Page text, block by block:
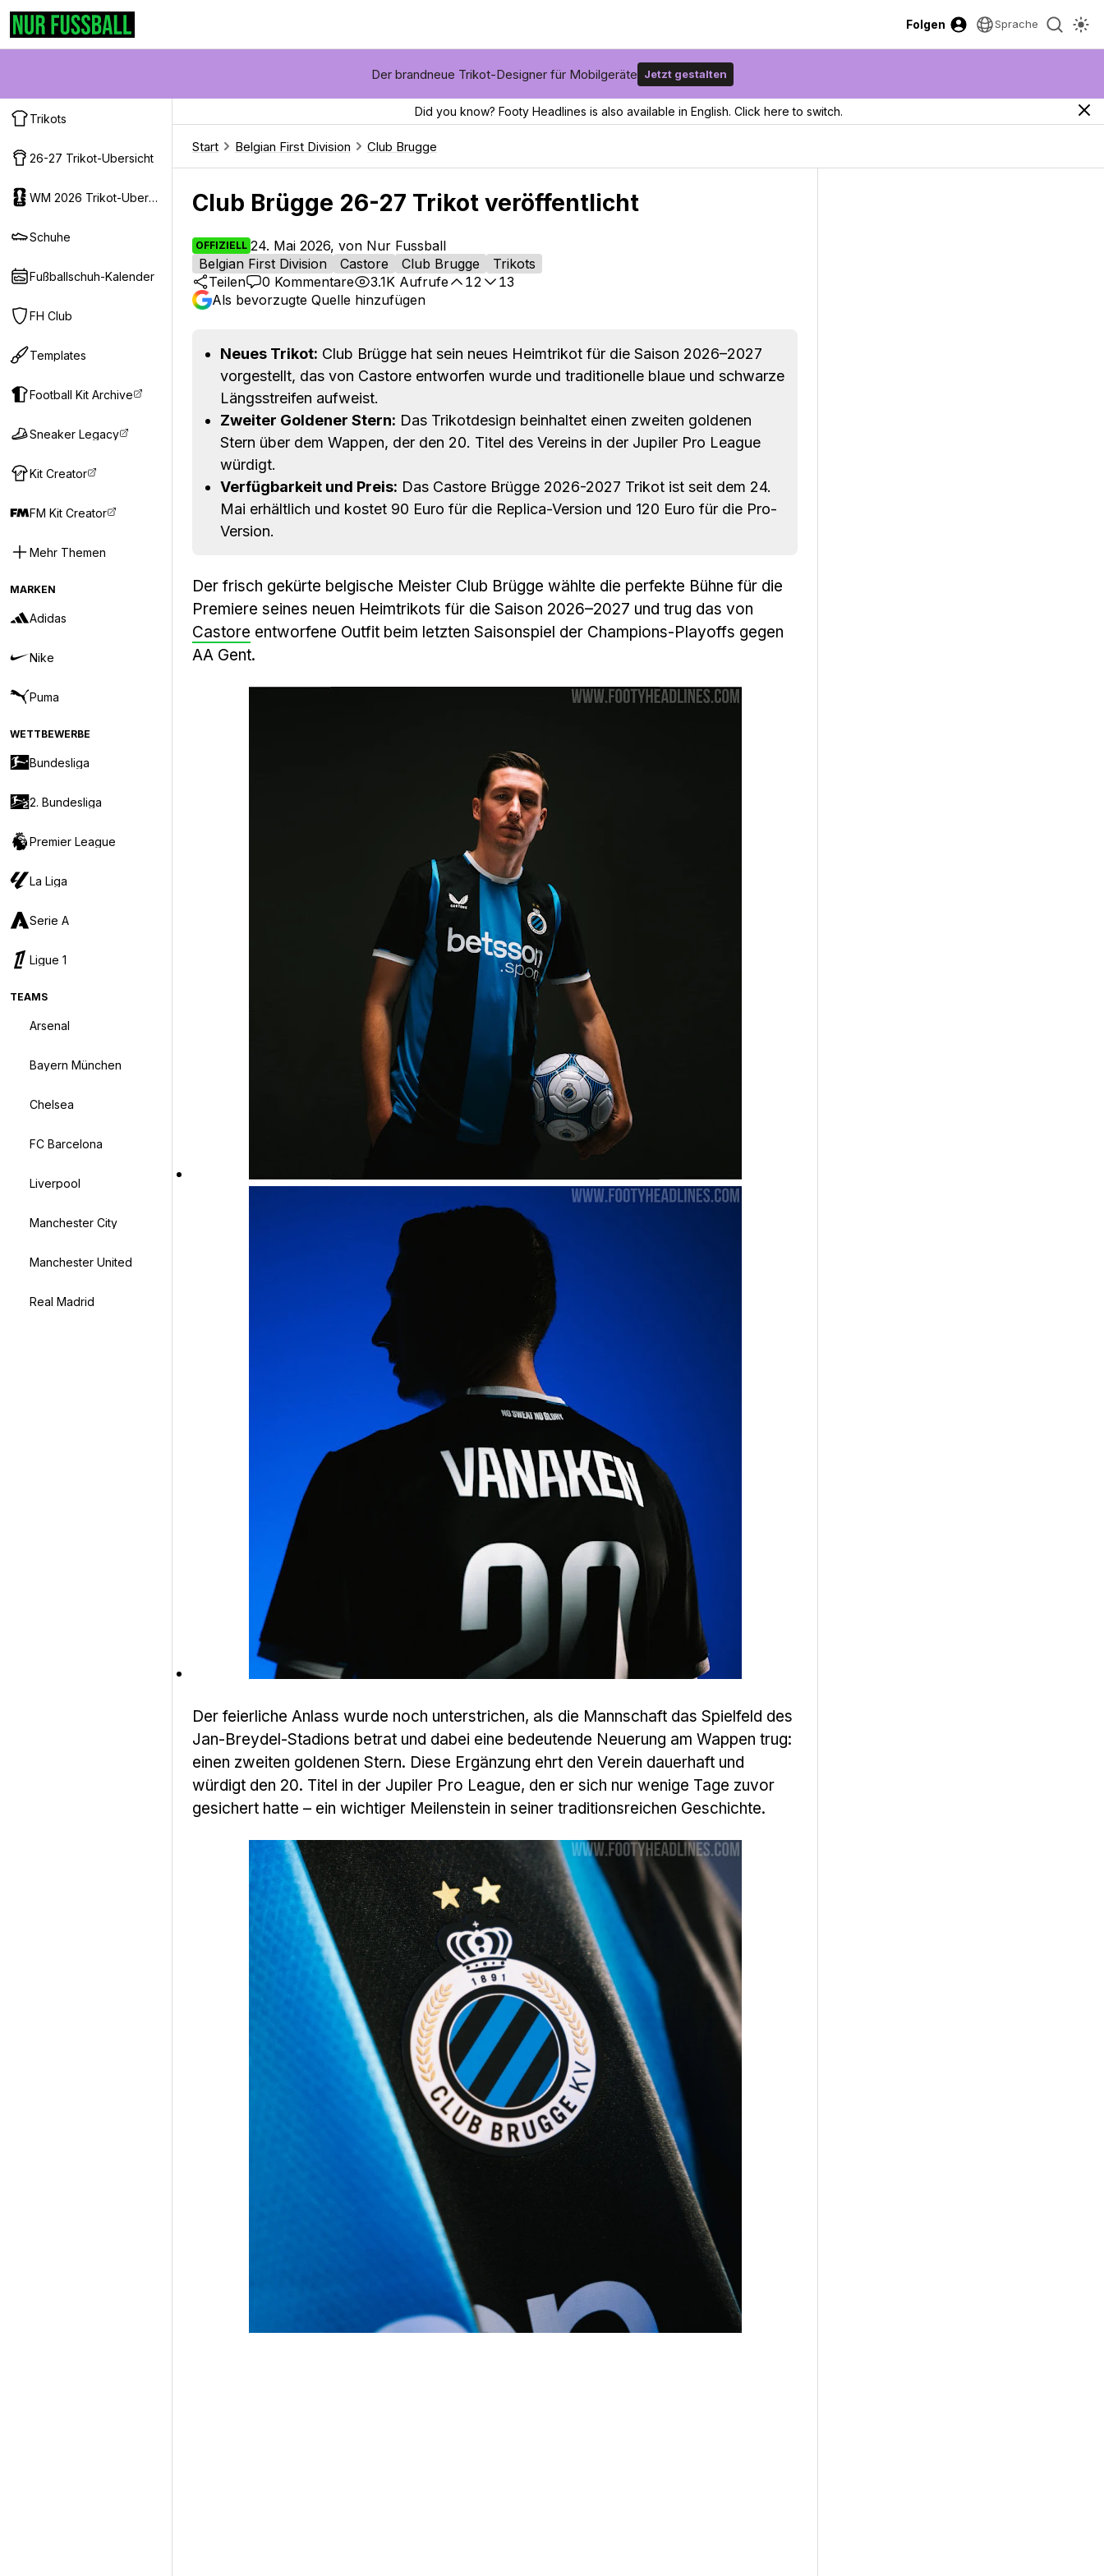
Folgen Sprache
Der brandneue Trikot-Designer für Mobilgeräte Jetzt gestalten
Trikots
26-27 Trikot-Ubersicht
WM 2026 Trikot-Ubersicht
Schuhe
Fußballschuh-Kalender
FH Club
Templates
Football Kit Archive
Sneaker Legacy
Kit Creator
FM Kit Creator
Mehr Themen
MARKEN
Adidas
Nike
Puma
WETTBEWERBE
Bundesliga
2. Bundesliga
Premier League
La Liga
Serie A
Ligue 1
TEAMS
Arsenal
Bayern München
Chelsea
FC Barcelona
Liverpool
Manchester City
Manchester United
Real Madrid
Did you know? Footy Headlines is also available in English. Click here to switch.
Start Belgian First Division Club Brugge
Club Brügge 26-27 Trikot veröffentlicht
OFFIZIELL 24. Mai 2026, von Nur Fussball
Belgian First Division
Castore Club Brugge
Trikots
Teilen
0 Kommentare 3.1K Aufrufe 12
13
Als bevorzugte Quelle hinzufügen
Neues Trikot: Club Brügge hat sein neues Heimtrikot für die Saison 2026–2027
vorgestellt, das von Castore entworfen wurde und traditionelle blaue und schwarze
Längsstreifen aufweist.
Zweiter Goldener Stern: Das Trikotdesign beinhaltet einen zweiten goldenen
Stern über dem Wappen, der den 20. Titel des Vereins in der Jupiler Pro League
würdigt.
Verfügbarkeit und Preis: Das Castore Brügge 2026-2027 Trikot ist seit dem 24.
Mai erhältlich und kostet 90 Euro für die Replica-Version und 120 Euro für die Pro-
Version.
Der frisch gekürte belgische Meister Club Brügge wählte die perfekte Bühne für die
Premiere seines neuen Heimtrikots für die Saison 2026–2027 und trug das von
Castore entworfene Outfit beim letzten Saisonspiel der Champions-Playoffs gegen
AA Gent.
Der feierliche Anlass wurde noch unterstrichen, als die Mannschaft das Spielfeld des
Jan-Breydel-Stadions betrat und dabei eine bedeutende Neuerung am Wappen trug:
einen zweiten goldenen Stern. Diese Ergänzung ehrt den Verein dauerhaft und
würdigt den 20. Titel in der Jupiler Pro League, den er sich nur wenige Tage zuvor
gesichert hatte – ein wichtiger Meilenstein in seiner traditionsreichen Geschichte.